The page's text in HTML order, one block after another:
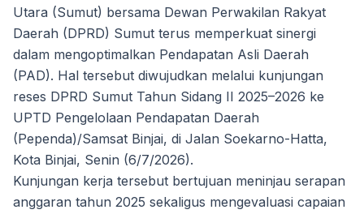
Utara (Sumut) bersama Dewan Perwakilan Rakyat
Daerah (DPRD) Sumut terus memperkuat sinergi
dalam mengoptimalkan Pendapatan Asli Daerah
(PAD). Hal tersebut diwujudkan melalui kunjungan
reses DPRD Sumut Tahun Sidang II 2025–2026 ke
UPTD Pengelolaan Pendapatan Daerah
(Pependa)/Samsat Binjai, di Jalan Soekarno-Hatta,
Kota Binjai, Senin (6/7/2026).
Kunjungan kerja tersebut bertujuan meninjau serapan
anggaran tahun 2025 sekaligus mengevaluasi capaian